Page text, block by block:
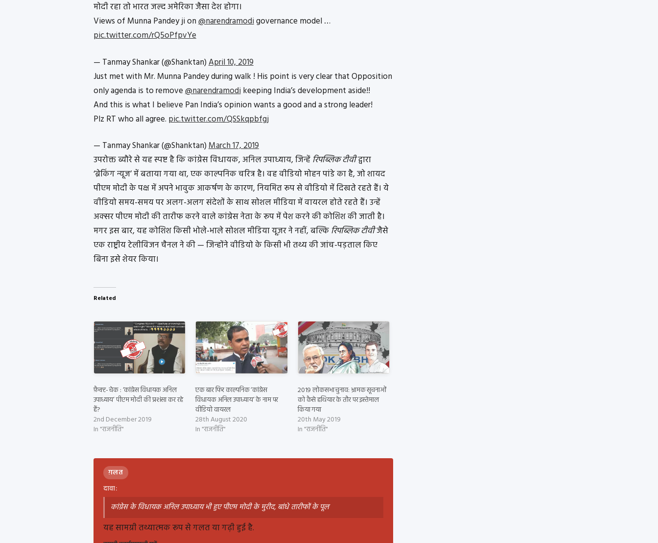
मोदी रहा तो भारत जल्द अमेरिका जैसा देश होगा।
Views of Munna Pandey ji on@narendramodigovernance model …
pic.twitter.com/rQ5oPfpvYe
— Tanmay Shankar (@Shanktan)April 10, 2019
Just met with Mr. Munna Pandey during walk ! His point is very clear that Opposition
only agenda is to remove@narendramodikeeping India’s development aside!!
And this is what I believe Pan India’s opinion wants a good and a strong leader!
Plz RT who all agree. pic.twitter.com/QSSkqpbfgj
— Tanmay Shankar (@Shanktan)March 17, 2019
उपरोक्त ब्यौरे से यह स्पष्ट है कि कांग्रेस विधायक, अनिल उपाध्याय, जिन्हेंरिपब्लिक टीवीद्वारा
‘ब्रेकिंग न्यूज’ में बताया गया था, एक काल्पनिक चरित्र है। वह वीडियो मोहन पांडे का है, जो शायद
पीएम मोदी के पक्ष में अपने भावुक आकर्षण के कारण, नियमित रूप से वीडियो में दिखते रहते हैं। ये
वीडियो समय-समय पर अलग-अलग संदेशों के साथ सोशल मीडिया में वायरल होते रहते हैं। उन्हें
अक्सर पीएम मोदी की तारीफ करने वाले कांग्रेस नेता के रूप में पेश करने की कोशिश की जाती है।
मगर इस बार, यह कोशिश किसी भोले-भाले सोशल मीडिया यूज़र ने नहीं, बल्किरिपब्लिक टीवीजैसे
एक राष्ट्रीय टेलीविजन चैनल ने की — जिन्होंने वीडियो के किसी भी तथ्य की जांच-पड़ताल किए
बिना इसे शेयर किया।
Related
फ़ैक्ट- चेक : ‘कांग्रेस विधायक अनिल
उपाध्याय’ पीएम मोदी की प्रशंसा कर रहे
हैं?
2nd December 2019
In "राजनीति"
एक बार फिर काल्पनिक ‘कांग्रेस
विधायक अनिल उपाध्याय’ के नाम पर
वीडियो वायरल
28th August 2020
In "राजनीति"
2019 लोकसभा चुनाव: भ्रामक सूचनाओं
को कैसे हथियार के तौर पर इस्तेमाल
किया गया
20th May 2019
In "राजनीति"
ग़लत
दावा:
कांग्रेस के विधायक अनिल उपाध्याय भी हुए पीएम मोदी के मुरीद, बांधे तारीफों के पूल
यह सामग्री तथ्यात्मक रूप से गलत या गढ़ी हुई है.